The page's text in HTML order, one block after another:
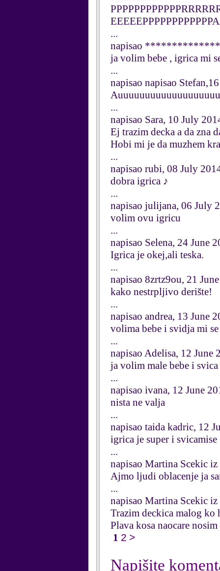
...
napisao
ja volim bebe , igrica mi
...
napisao napisao
...
napisao Sara, 10 July
Ej trazim decka a da zna
Hobi mi je da muzhem
...
napisao rubi, 08 July
dobra igrica ♪
...
napisao julijana, 06 July
volim ovu igricu
...
napisao Selena, 24 June
Igrica je okej,ali teska.
...
napisao 8zrtz9ou, 21
kako nestrpljivo derište!
...
napisao andrea, 13 June
volima bebe i svidja mi
...
napisao Adelisa, 12 June
ja volim male bebe i
...
napisao ivana, 12 June
nista ne valja
...
napisao taida kadric, 12
igrica je super i svicamise
...
napisao Martina Scekic
Ajmo ljudi oblacenje ja
...
napisao Martina Scekic
Trazim deckica malog ko
Plava kosa naocare
1 2 >
Napišite